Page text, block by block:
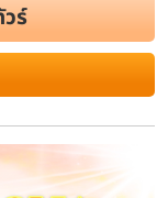
ร์